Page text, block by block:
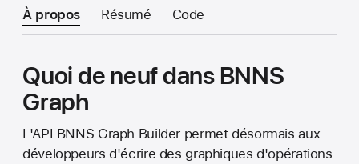
À propos Résumé Code
Quoi de neuf dans BNNS
Graph
L'API BNNS Graph Builder permet désormais aux
développeurs d'écrire des graphiques d'opérations